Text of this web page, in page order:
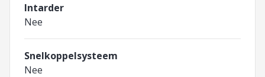
Intarder
Nee
Snelkoppelsysteem
Nee